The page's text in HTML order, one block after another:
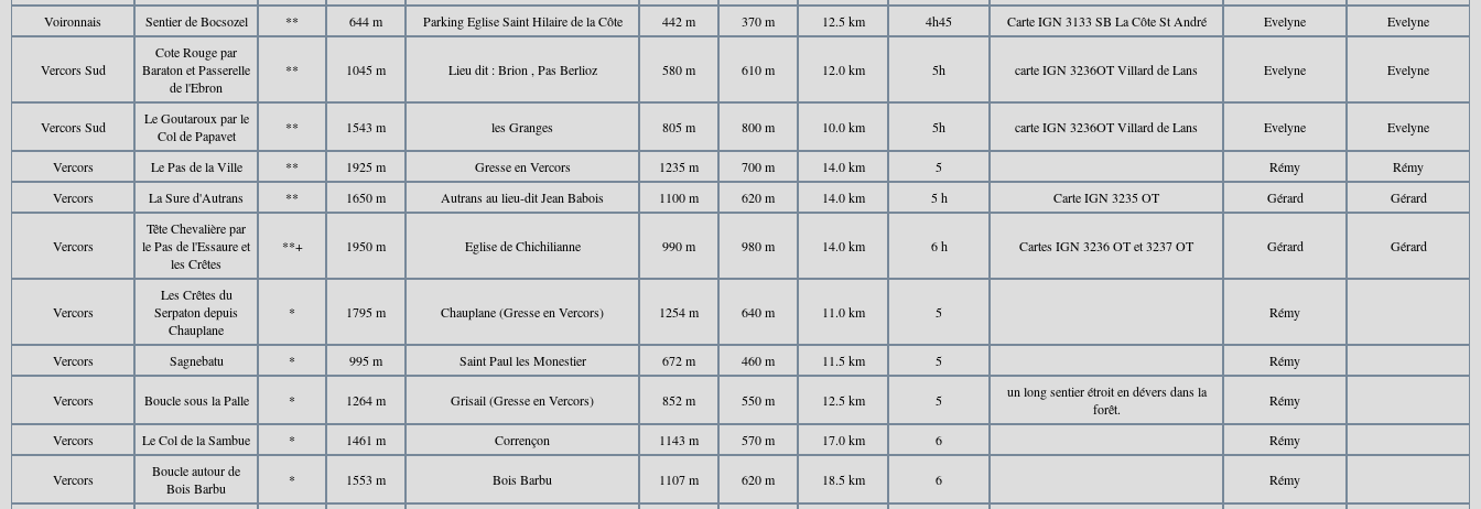
Voironnais Sentier de Bocsozel ** 644 m Parking Eglise Saint Hilaire de la Côte 442 m 370 m 12.5 km 4h45 Carte IGN 3133 SB La Côte St André Evelyne Evelyne
Vercors Sud
Cote Rouge par
Baraton et Passerelle
de l'Ebron
** 1045 m Lieu dit : Brion , Pas Berlioz 580 m 610 m 12.0 km 5h carte IGN 3236OT Villard de Lans Evelyne Evelyne
Vercors Sud
Le Goutaroux par le
Col de Papavet
** 1543 m les Granges 805 m 800 m 10.0 km 5h carte IGN 3236OT Villard de Lans Evelyne Evelyne
Vercors Le Pas de la Ville ** 1925 m Gresse en Vercors 1235 m 700 m 14.0 km 5 Rémy
Rémy
Vercors
La Sure d'Autrans ** 1650 m Autrans au lieu-dit Jean Babois 1100 m 620 m 14.0 km 5 h Carte IGN 3235 OT Gérard Gérard
Vercors
Tête Chevalière par
le Pas de l'Essaure et
les Crêtes
**+ 1950 m Eglise de Chichilianne 990 m 980 m 14.0 km 6 h Cartes IGN 3236 OT et 3237 OT Gérard Gérard
Vercors
Les Crêtes du
Serpaton depuis
Chauplane
* 1795 m Chauplane (Gresse en Vercors) 1254 m 640 m 11.0 km 5 Rémy
Vercors Sagnebatu * 995 m Saint Paul les Monestier 672 m 460 m 11.5 km 5 Rémy
Vercors Boucle sous la Palle * 1264 m Grisail (Gresse en Vercors) 852 m 550 m 12.5 km 5
un long sentier étroit en dévers dans la
forêt.
Rémy
Vercors Le Col de la Sambue * 1461 m Corrençon 1143 m 570 m 17.0 km 6 Rémy
Vercors
Boucle autour de
Bois Barbu
* 1553 m Bois Barbu 1107 m 620 m 18.5 km 6 Rémy